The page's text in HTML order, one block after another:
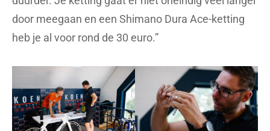
door meegaan en een Shimano Dura Ace-ketting
heb je al voor rond de 30 euro.”